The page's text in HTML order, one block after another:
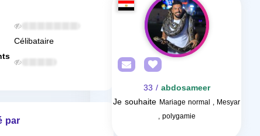
Célibataire
par
abdosameer
/ 33
Je souhaite Mariage normal , Mesyar
, polygamie